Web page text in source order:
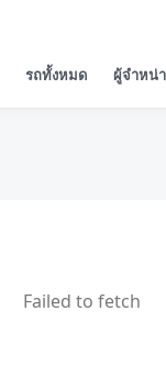
รถทั้งหมด ผู้จำหน่
Failed to fetch